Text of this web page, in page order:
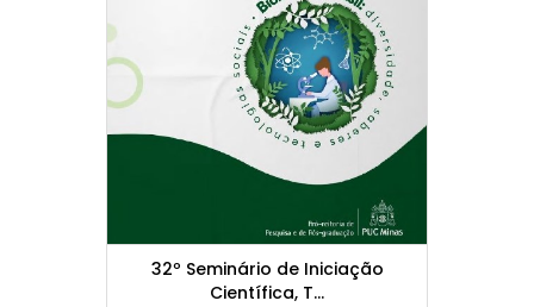
32º Seminário de Iniciação
Científica, T...